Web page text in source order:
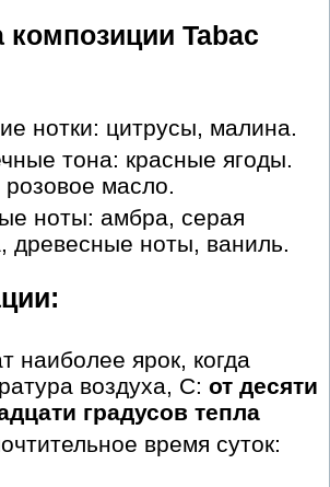
Tabac
нотки: цитрусы, малина.
тона: красные ягоды.
розовое масло.
ноты: амбра, серая
древесные ноты, ваниль.
наиболее ярок, когда
воздуха, С: от десяти
градусов тепла
время суток: